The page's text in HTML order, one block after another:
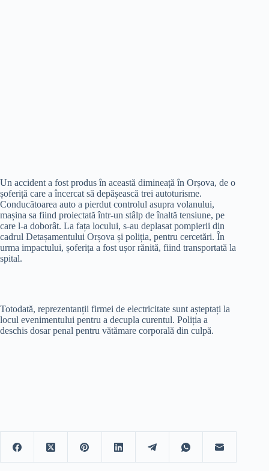
Un accident a fost produs în această dimineață în Orșova, de o
șoferiță care a încercat să depășească trei autoturisme.
Conducătoarea auto a pierdut controlul asupra volanului,
mașina sa fiind proiectată într-un stâlp de înaltă tensiune, pe
care l-a doborât. La fața locului, s-au deplasat pompierii din
cadrul Detașamentului Orșova și poliția, pentru cercetări. În
urma impactului, șoferița a fost ușor rănită, fiind transportată la
spital.
Totodată, reprezentanții firmei de electricitate sunt așteptați la
locul evenimentului pentru a decupla curentul. Poliția a
deschis dosar penal pentru vătămare corporală din culpă.